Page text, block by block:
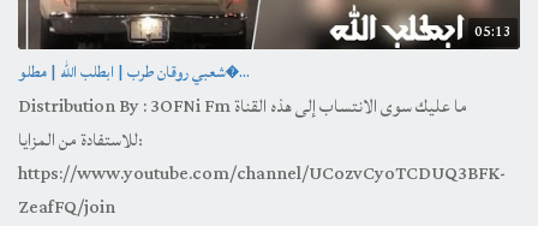
05:13
شعبي روقان طرب | ابطلب الله | مطلو�...
Distribution By : 3OFNi Fm ما عليك سوى الانتساب إلى هذه القناة
للاستفادة من المزايا:
https://www.youtube.com/channel/UCozvCyoTCDUQ3BFK-
ZeafFQ/join